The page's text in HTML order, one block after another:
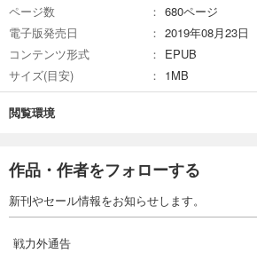
ページ数
680ページ
電子版発売日
2019年08月23日
コンテンツ形式
EPUB
サイズ(目安)
1MB
閲覧環境
作品・作者をフォローする
新刊やセール情報をお知らせします。
戦力外通告